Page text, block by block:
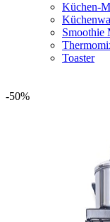
Küchen-
Smoothie
Toaster
-50%